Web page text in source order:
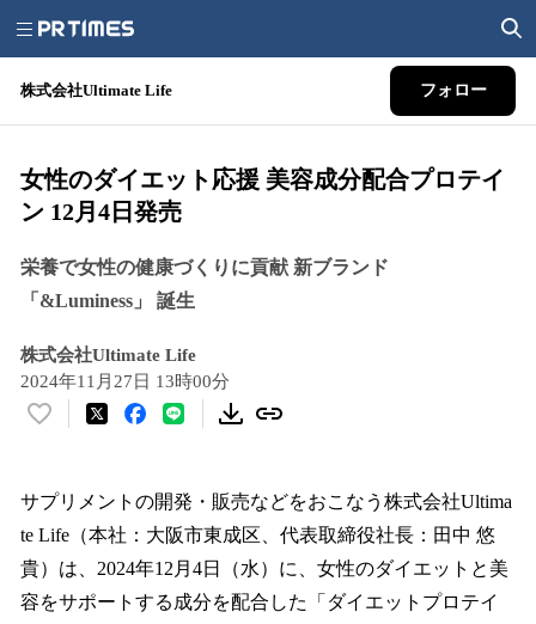
株式会社Ultimate Life フォロー
女性のダイエット応援 美容成分配合プロテイ
ン 12月4日発売
栄養で女性の健康づくりに貢献 新ブランド
「&Luminess」 誕生
株式会社Ultimate Life
2024年11月27日 13時00分
い
！
数
読
み
サプリメントの開発・販売などをおこなう株式会社Ultima
te Life（本社：大阪市東成区、代表取締役社長：田中 悠
貴）は、2024年12月4日（水）に、女性のダイエットと美
容をサポートする成分を配合した「ダイエットプロテイ